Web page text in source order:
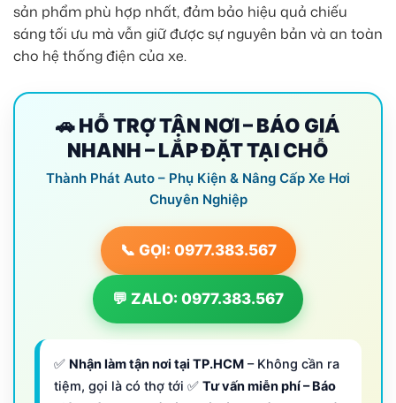
sản phẩm phù hợp nhất, đảm bảo hiệu quả chiếu
sáng tối ưu mà vẫn giữ được sự nguyên bản và an toàn
cho hệ thống điện của xe.
🚗 HỖ TRỢ TẬN NƠI – BÁO GIÁ
NHANH – LẮP ĐẶT TẠI CHỖ
Thành Phát Auto – Phụ Kiện & Nâng Cấp Xe Hơi
Chuyên Nghiệp
📞 GỌI: 0977.383.567
💬 ZALO: 0977.383.567
✅ Nhận làm tận nơi tại TP.HCM – Không cần ra
tiệm, gọi là có thợ tới ✅ Tư vấn miễn phí – Báo